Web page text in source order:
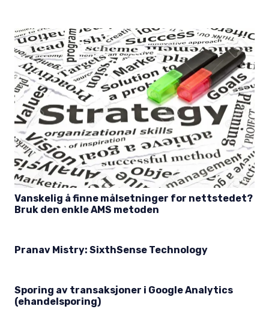
Vanskelig å finne målsetninger for nettstedet?
Bruk den enkle AMS metoden
Pranav Mistry: SixthSense Technology
Sporing av transaksjoner i Google Analytics
(ehandelsporing)